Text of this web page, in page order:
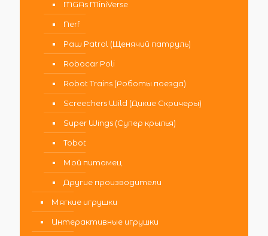
MGAs MiniVerse
Nerf
Paw Patrol (Щенячий патруль)
Robocar Poli
Robot Trains (Роботы поезда)
Screechers Wild (Дикие Скричеры)
Super Wings (Супер крылья)
Tobot
Мой питомец
Другие производители
Мягкие игрушки
Интерактивные игрушки